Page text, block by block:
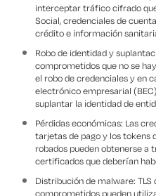
interceptar tráfico cifrado
Social, credenciales de
crédito e información
Robo de identidad y
comprometidos que no se
el robo de credenciales y en
electrónico empresarial
suplantar la identidad de
Pérdidas económicas: Las
tarjetas de pago y los
robados pueden obtenerse a
certificados que deberían
Distribución de malware: TLS
comprometidos pueden